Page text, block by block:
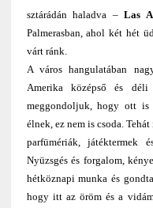
sztárádán haladva –Las
Palmerasban, ahol két hét
várt ránk.
A város hangulatában
Amerika középső és
meggondoljuk, hogy ott is
élnek, ez nem is csoda.
parfümériák, játéktermek
Nyüzsgés és forgalom,
hétköznapi munka és
hogy itt az öröm és a